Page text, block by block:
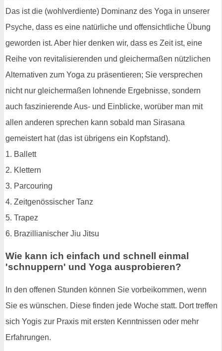
Das ist die (wohlverdiente) Dominanz des Yoga in unserer
Psyche, dass es eine natürliche und offensichtliche Übung
geworden ist. Aber hier denken wir, dass es Zeit ist, eine
Reihe von revitalisierenden und gleichermaßen nützlichen
Alternativen zum Yoga zu präsentieren; Sie versprechen
nicht nur gleichermaßen lohnende Ergebnisse, sondern
auch faszinierende Aus- und Einblicke, worüber man mit
allen anderen sprechen kann sobald man Sirasana
gemeistert hat (das ist übrigens ein Kopfstand).
1. Ballett
2. Klettern
3. Parcouring
4. Zeitgenössischer Tanz
5. Trapez
6. Brazillianischer Jiu Jitsu
Wie kann ich einfach und schnell einmal
'schnuppern' und Yoga ausprobieren?
In den offenen Stunden können Sie vorbeikommen, wenn
Sie es wünschen. Diese finden jede Woche statt. Dort treffen
sich Yogis zur Praxis mit ersten Kenntnissen oder mehr
Erfahrungen.